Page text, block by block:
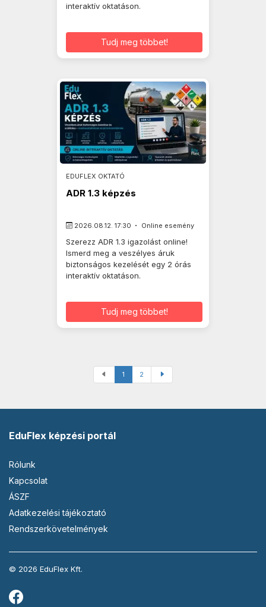
interaktív oktatáson.
Tudj meg többet!
EDUFLEX OKTATÓ
ADR 1.3 képzés
2026.08.12. 17:30 Online esemény
Szerezz ADR 1.3 igazolást online!
Ismerd meg a veszélyes áruk
biztonságos kezelését egy 2 órás
interaktív oktatáson.
Tudj meg többet!
1 2
EduFlex képzési portál
Rólunk
Kapcsolat
ÁSZF
Adatkezelési tájékoztató
Rendszerkövetelmények
© 2026 EduFlex Kft.